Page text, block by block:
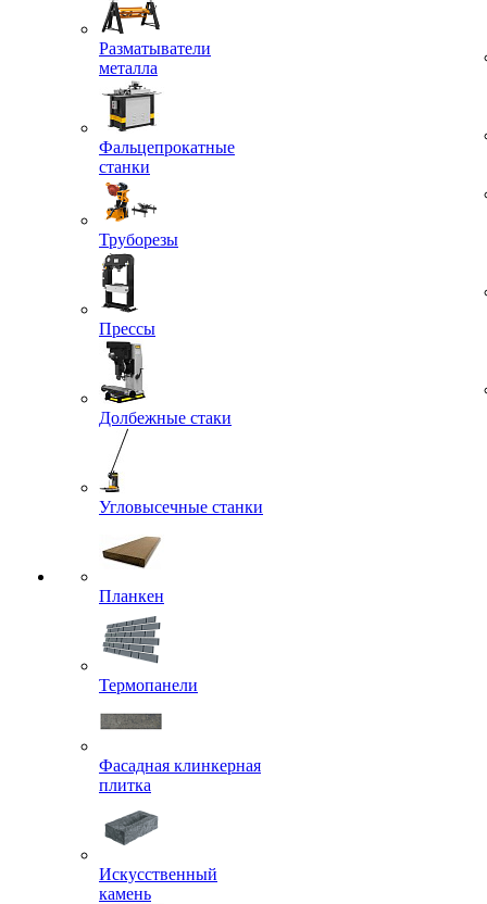
Разматыватели
металла
Фальцепрокатные
станки
Труборезы
Прессы
Долбежные стаки
Угловысечные станки
Планкен
Термопанели
Фасадная клинкерная
плитка
Искусственный
камень